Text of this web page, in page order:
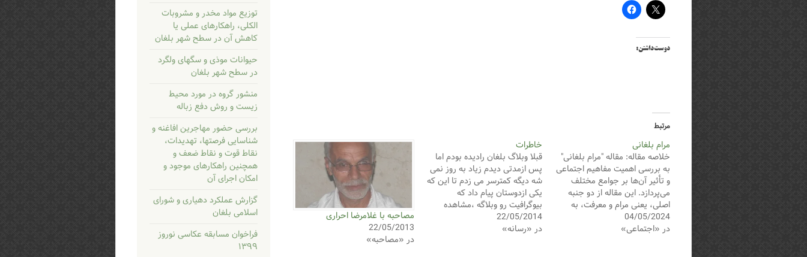
دوست‌داشتن:
مرتبط
مرام بلغانی
خلاصه مقاله: مقاله "مرام بلغانی"
به بررسی اهمیت مفاهیم اجتماعی
و تأثیر آن‌ها بر جوامع مختلف
می‌پردازد. این مقاله از دو جنبه
اصلی، یعنی مرام و معرفت، به
عنوان خصلت‌های انسانی برای
ایجاد هماهنگی و همدلی در جوامع
04/05/2024
در «اجتماعی»
خاطرات
قبلا وبلاگ بلغان رادیده بودم اما
پس ازمدتی دیدم زیاد به روز نمی
شه دیگه کمترسر می زدم تا این که
یکی ازدوستان پیام داد که
بیوگرافیت رو وبلاگه ،مشاهده
کردم وهمین بهانه ای شد تا
کامنتی بگذارم وامکان برقراری
22/05/2014
در «رسانه»
مصاحبه با غلامرضا احراری
22/05/2013
در «مصاحبه»
توزیع مواد مخدر و مشروبات
الکلی، راهکارهای عملی یا
کاهش آن در سطح شهر بلغان
حیوانات موذی و سگهای ولگرد
در سطح شهر بلغان
منشور گروه در مورد محیط
زیست و روش دفع زباله
بررسی حضور مهاجرین افاغنه و
شناسایی فرصتها، تهدیدات،
نقاط قوت و نقاط ضعف و
همچنین راهکارهای موجود و
امکان اجرای آن
گزارش عملکرد دهیاری و شورای
اسلامی بلغان
فراخوان مسابقه عکاسی نوروز
۱۳۹۹